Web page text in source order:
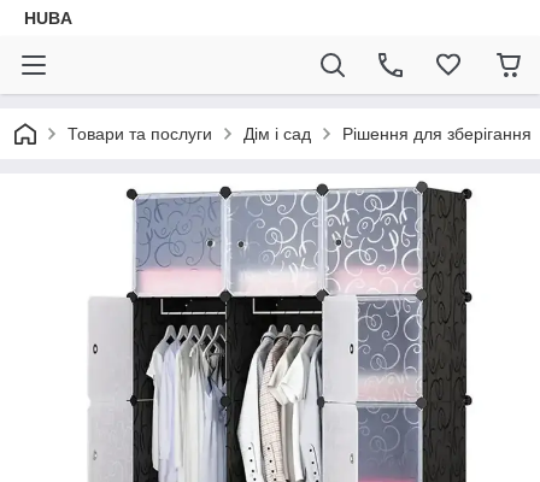
HUBA
Товари та послуги Дім і сад Рішення для зберігання